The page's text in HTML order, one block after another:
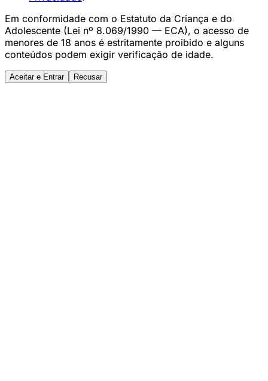
Em conformidade com o Estatuto da Criança e do
Adolescente (Lei nº 8.069/1990 — ECA), o acesso de
menores de 18 anos é estritamente proibido e alguns
conteúdos podem exigir verificação de idade.
Aceitar e Entrar Recusar